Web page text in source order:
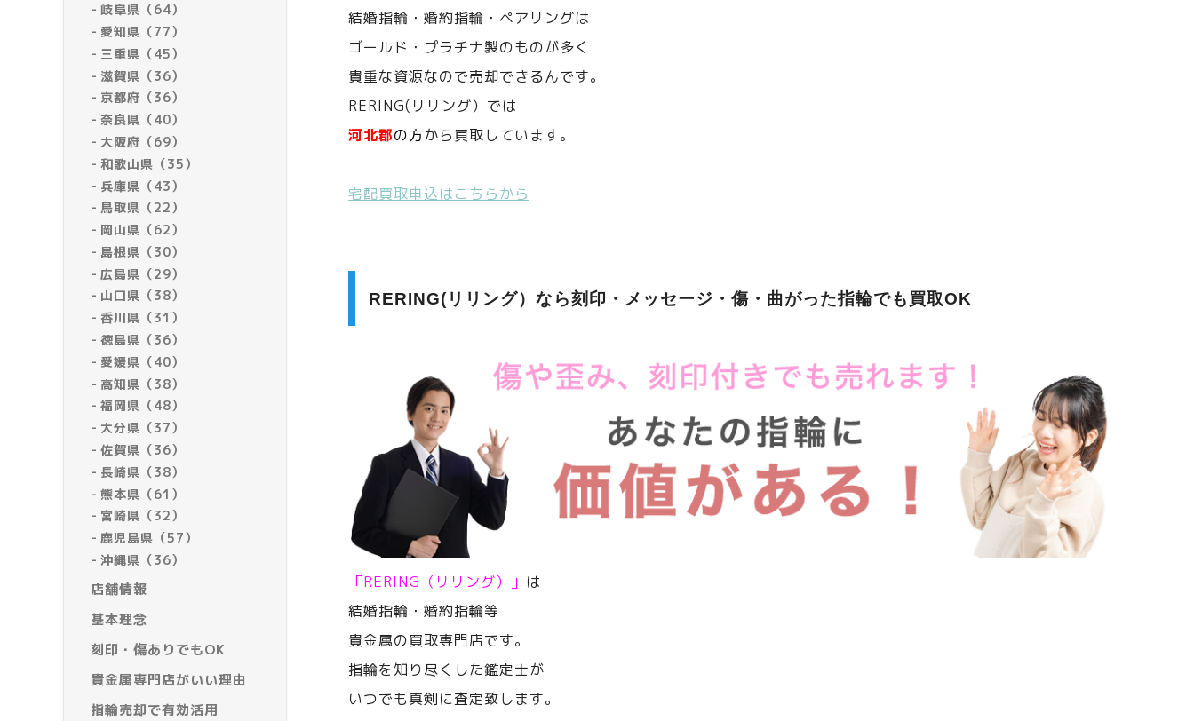
岐阜県（64）
愛知県（77）
三重県（45）
滋賀県（36）
京都府（36）
奈良県（40）
大阪府（69）
和歌山県（35）
兵庫県（43）
鳥取県（22）
岡山県（62）
島根県（30）
広島県（29）
山口県（38）
香川県（31）
徳島県（36）
愛媛県（40）
高知県（38）
福岡県（48）
大分県（37）
佐賀県（36）
長崎県（38）
熊本県（61）
宮崎県（32）
鹿児島県（57）
沖縄県（36）
店舗情報
基本理念
刻印・傷ありでもOK
貴金属専門店がいい理由
指輪売却で有効活用
結婚指輪・婚約指輪・ペアリングは
ゴールド・プラチナ製のものが多く
貴重な資源なので売却できるんです。
RERING(リリング）では
河北郡の方から買取しています。
宅配買取申込はこちらから
RERING(リリング）なら刻印・メッセージ・傷・曲がった指輪でも買取OK
「RERING（リリング）」 は
結婚指輪・婚約指輪等
貴金属の買取専門店です。
指輪を知り尽くした鑑定士が
いつでも真剣に査定致します。